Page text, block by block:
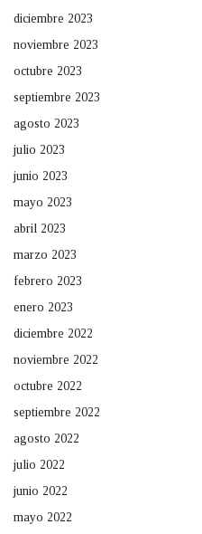
diciembre 2023
noviembre 2023
octubre 2023
septiembre 2023
agosto 2023
julio 2023
junio 2023
mayo 2023
abril 2023
marzo 2023
febrero 2023
enero 2023
diciembre 2022
noviembre 2022
octubre 2022
septiembre 2022
agosto 2022
julio 2022
junio 2022
mayo 2022